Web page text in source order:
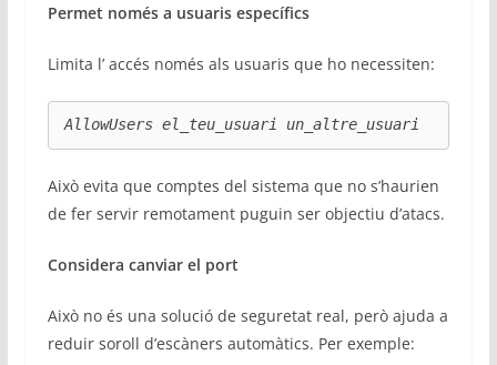
Permet només a usuaris específics
Limita l’ accés només als usuaris que ho necessiten:
AllowUsers el_teu_usuari un_altre_usuari
Això evita que comptes del sistema que no s’haurien
de fer servir remotament puguin ser objectiu d’atacs.
Considera canviar el port
Això no és una solució de seguretat real, però ajuda a
reduir soroll d’escàners automàtics. Per exemple: